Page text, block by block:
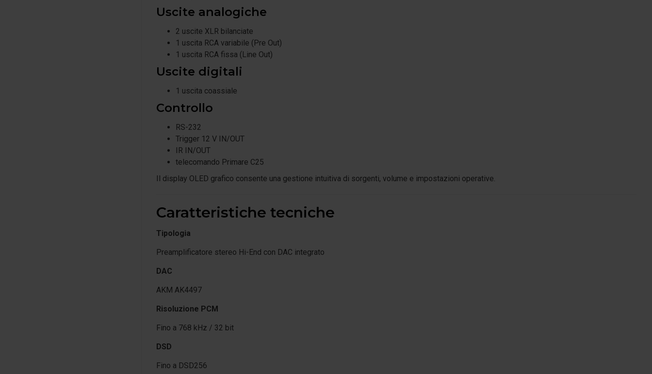
Uscite analogiche
2 uscite XLR bilanciate
1 uscita RCA variabile (Pre Out)
1 uscita RCA fissa (Line Out)
Uscite digitali
1 uscita coassiale
Controllo
RS-232
Trigger 12 V IN/OUT
IR IN/OUT
telecomando Primare C25
Il display OLED grafico consente una gestione intuitiva di sorgenti, volume e impostazioni operative.
Caratteristiche tecniche
Tipologia
Preamplificatore stereo Hi-End con DAC integrato
DAC
AKM AK4497
Risoluzione PCM
Fino a 768 kHz / 32 bit
DSD
Fino a DSD256